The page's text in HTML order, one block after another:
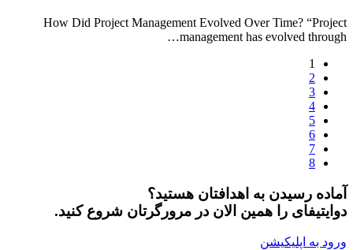
How Did Project Management Evolved Over Time?
management has evolved
به اهدافتان هستید؟
را همین الان در مرورگرتان شروع کنید.